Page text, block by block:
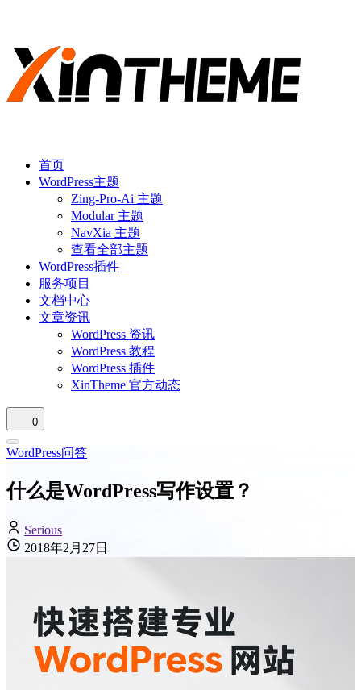
首页
WordPress主题
Zing-Pro-Ai 主题
Modular 主题
NavXia 主题
查看全部主题
WordPress插件
服务项目
文档中心
文章资讯
WordPress 资讯
WordPress 教程
WordPress 插件
XinTheme 官方动态
0
WordPress问答
什么是WordPress写作设置？
Serious
2018年2月27日